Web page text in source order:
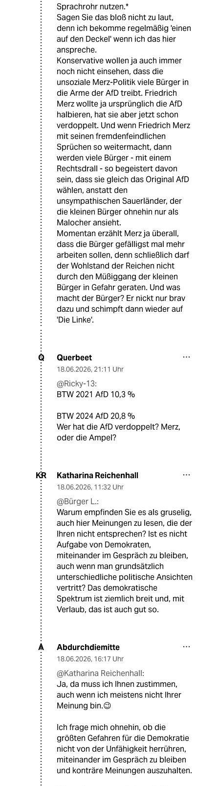
Sprachrohr nutzen.*
Sagen Sie das bloß nicht zu laut,
denn ich bekomme regelmäßig 'einen
auf den Deckel' wenn ich das hier
anspreche.
Konservative wollen ja auch immer
noch nicht einsehen, dass die
unsoziale Merz-Politik viele Bürger in
die Arme der AfD treibt. Friedrich
Merz wollte ja ursprünglich die AfD
halbieren, hat sie aber jetzt schon
verdoppelt. Und wenn Friedrich Merz
mit seinen fremdenfeindlichen
Sprüchen so weitermacht, dann
werden viele Bürger - mit einem
Rechtsdrall - so begeistert davon
sein, dass sie gleich das Original AfD
wählen, anstatt den
unsympathischen Sauerländer, der
die kleinen Bürger ohnehin nur als
Malocher ansieht.
Momentan erzählt Merz ja überall,
dass die Bürger gefälligst mal mehr
arbeiten sollen, denn schließlich darf
der Wohlstand der Reichen nicht
durch den Müßiggang der kleinen
Bürger in Gefahr geraten. Und was
macht der Bürger? Er nickt nur brav
dazu und schimpft dann wieder auf
'Die Linke'.
Q Querbeet
18.06.2026, 21:11 Uhr
@Ricky-13:
BTW 2021 AfD 10,3 %
BTW 2024 AfD 20,8 %
Wer hat die AfD verdoppelt? Merz,
oder die Ampel?
KR Katharina Reichenhall
18.06.2026, 11:32 Uhr
@Bürger L.:
Warum empfinden Sie es als gruselig,
auch hier Meinungen zu lesen, die der
Ihren nicht entsprechen? Ist es nicht
Aufgabe von Demokraten,
miteinander im Gespräch zu bleiben,
auch wenn man grundsätzlich
unterschiedliche politische Ansichten
vertritt? Das demokratische
Spektrum ist ziemlich breit und, mit
Verlaub, das ist auch gut so.
A Abdurchdiemitte
18.06.2026, 16:17 Uhr
@Katharina Reichenhall:
Ja, da muss ich Ihnen zustimmen,
auch wenn ich meistens nicht Ihrer
Meinung bin.😉
Ich frage mich ohnehin, ob die
größten Gefahren für die Demokratie
nicht von der Unfähigkeit herrühren,
miteinander im Gespräch zu bleiben
und konträre Meinungen auszuhalten.